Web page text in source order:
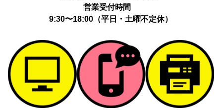
営業受付時間
9:30〜18:00（平日・土曜不定休）